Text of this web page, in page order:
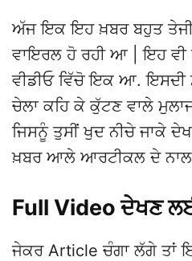
ਅੱਜ ਇਕ ਇਹ ਖ਼ਬਰ ਬਹੁਤ
ਵਾਇਰਲ ਹੋ ਰਹੀ ਆ | ਇਹ ਵੀ
ਵੀਡੀਓ ਵਿੱਚੋ ਇਕ ਆ. ਇਸਦੀ
ਚੇਲਾ ਕਹਿ ਕੇ ਕੁੱਟਣ ਵਾਲੇ
ਜਿਸਨੂੰ ਤੁਸੀਂ ਖੁਦ ਨੀਚੇ ਜਾਕੇ
ਖ਼ਬਰ ਆਲੇ ਆਰਟੀਕਲ ਦੇ ਨਾਲ
Full Video ਦੇਖਣ
ਜੇਕਰ Article ਚੰਗਾ ਲੱਗੇ ਤਾਂ